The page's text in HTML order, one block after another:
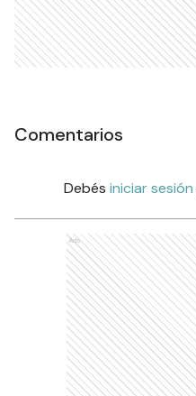
Comentarios
Debés iniciar sesión
Ads